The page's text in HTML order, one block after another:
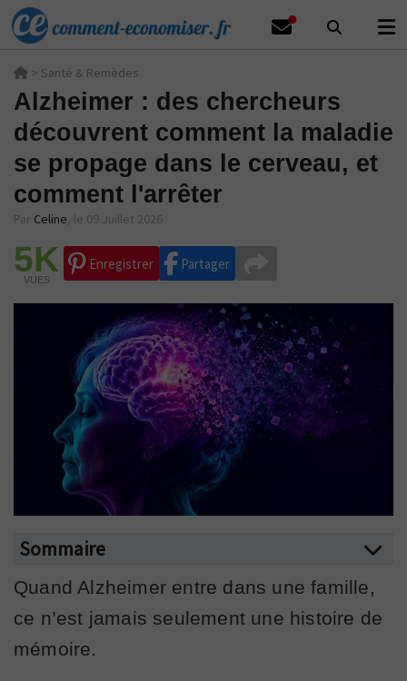
> Santé & Remèdes
Alzheimer : des chercheurs
découvrent comment la maladie
se propage dans le cerveau, et
comment l'arrêter
Par Celine, le 09 Juillet 2026
5K
VUES
Enregistrer Partager
Sommaire
Quand Alzheimer entre dans une famille,
ce n’est jamais seulement une histoire de
mémoire.